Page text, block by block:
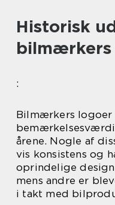
Historisk
bilmærkers
:
Bilmærkers logoer
årene. Nogle af
vis konsistens og
oprindelige
mens andre er
i takt med